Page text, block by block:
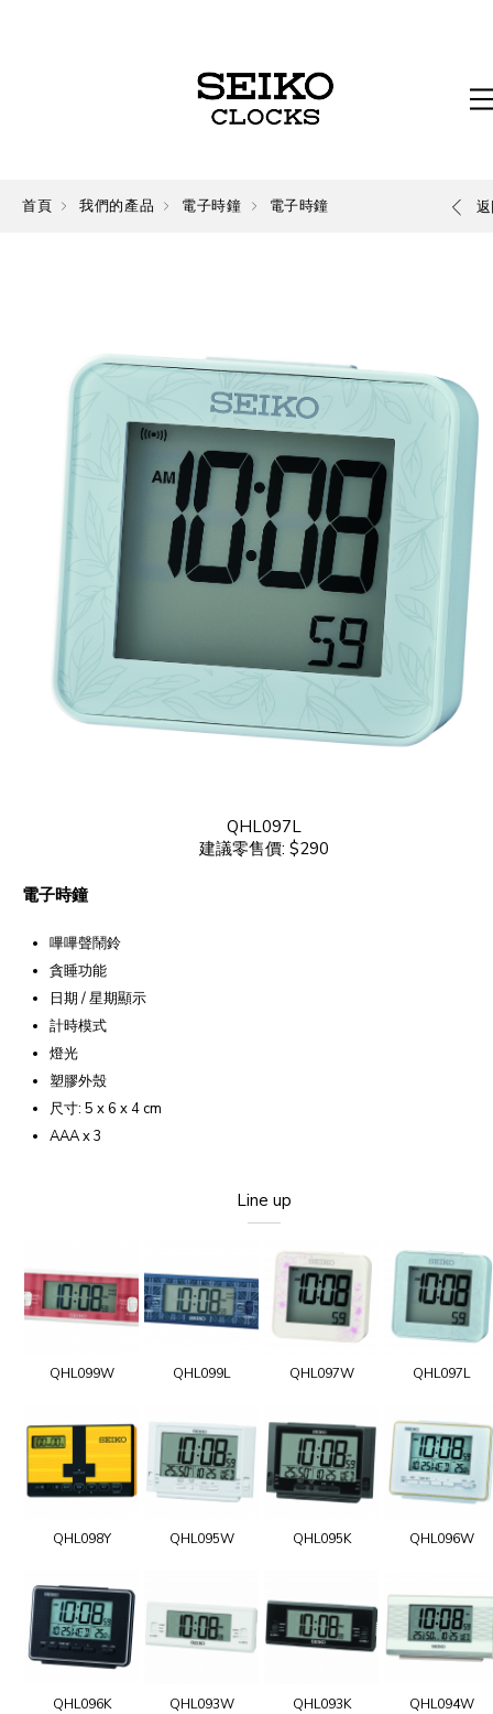
首頁 我們的產品 電子時鐘 電子時鐘
QHL097L
建議零售價: $290
電子時鐘
嗶嗶聲鬧鈴
貪睡功能
日期 / 星期顯示
計時模式
燈光
塑膠外殼
尺寸: 5 x 6 x 4 cm
AAA x 3
Line up
QHL099W QHL099L QHL097W QHL097L
QHL098Y QHL095W QHL095K QHL096W
QHL096K QHL093W QHL093K QHL094W